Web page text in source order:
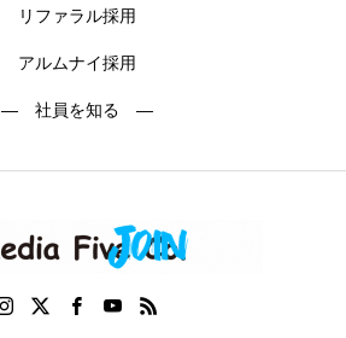
リファラル採用
アルムナイ採用
― 社員を知る ―